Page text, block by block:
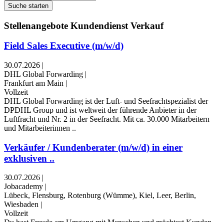
Suche starten
Stellenangebote Kundendienst Verkauf
Field Sales Executive (m/w/d)
30.07.2026 |
DHL Global Forwarding |
Frankfurt am Main |
Vollzeit
DHL Global Forwarding ist der Luft- und Seefrachtspezialist der
DPDHL Group und ist weltweit der führende Anbieter in der
Luftfracht und Nr. 2 in der Seefracht. Mit ca. 30.000 Mitarbeitern
und Mitarbeiterinnen ..
Verkäufer / Kundenberater (m/w/d) in einer
exklusiven ..
30.07.2026 |
Jobacademy |
Lübeck, Flensburg, Rotenburg (Wümme), Kiel, Leer, Berlin,
Wiesbaden |
Vollzeit